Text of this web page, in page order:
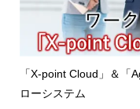
「X-point Cloud」＆「
ローシステム